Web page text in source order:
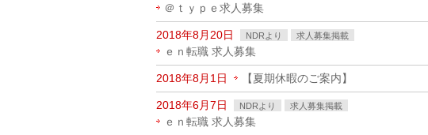
＠ｔｙｐｅ求人募集
2018年8月20日 NDRより 求人募集掲載
ｅｎ転職 求人募集
2018年8月1日 【夏期休暇のご案内】
2018年6月7日 NDRより 求人募集掲載
ｅｎ転職 求人募集